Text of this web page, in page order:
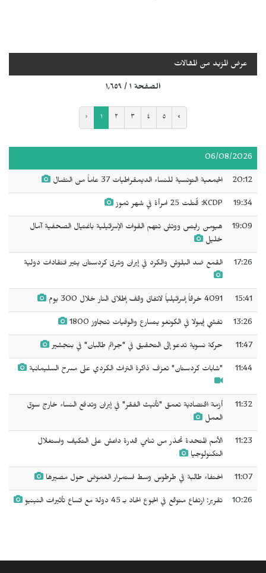
عرض المزيد من المقالات
الصفحة ١ / ١٬٦٥٩
‹ ١ ٢ ٣ ٤ ٥ ›
06/08/2026
20:12 الجمعية التونسية للنساء الديمقراطيات 37 عاماً من النضال
19:34 KCDP: قُتلت 25 امرأة في شهر تموز
19:09
هيومن رايتس ووتش تتهم القوات الإسرائيلية باغتيال الصحفية آمال
خليل
17:26 القمع ضد البلوش والكرد في إيران وشرق كردستان يثير انتقادات دولية
15:41 4091 خرقاً إسرائيلياً لاتفاق وقف إطلاق النار خلال 300 يوم
13:26 تفشي إيبولا في الكونغو يتسارع والوفيات تتجاوز 1800
11:47 حركة نسوية تدعو إلى التحقيق في "جرائم طالبان" في بنجشير
11:44 "شابات كردستان" تعزف ذاكرة التراث الكردي على مسرح السليمانية
11:32
أزمة اقتصادية تعمق "تأنيث الفقر" في إيران وتدفع النساء خارج سوق
العمل
11:23
الأمم المتحدة تحذر من تنامي قدرة داعش على التكيف واستغلال
التكنولوجيا
11:07 اختفاء طالبة في طرطوس وسط استمرار الغموض حول مصيرها
10:26 تقرير: ارتفاع متوقع في الجوع الحاد بـ 45 دولة مع اتساع تأثيرات النينيو